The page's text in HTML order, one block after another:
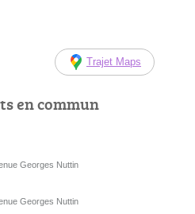
Trajet Maps
en commun
Georges Nuttin
Georges Nuttin